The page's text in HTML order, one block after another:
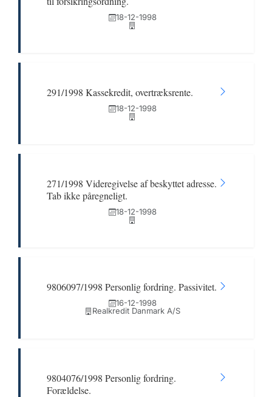
18-12-1998
291/1998 Kassekredit, overtræksrente.
18-12-1998
271/1998 Videregivelse af beskyttet adresse.
Tab ikke påregneligt.
18-12-1998
9806097/1998 Personlig fordring. Passivitet.
16-12-1998
Realkredit Danmark A/S
9804076/1998 Personlig fordring.
Forældelse.